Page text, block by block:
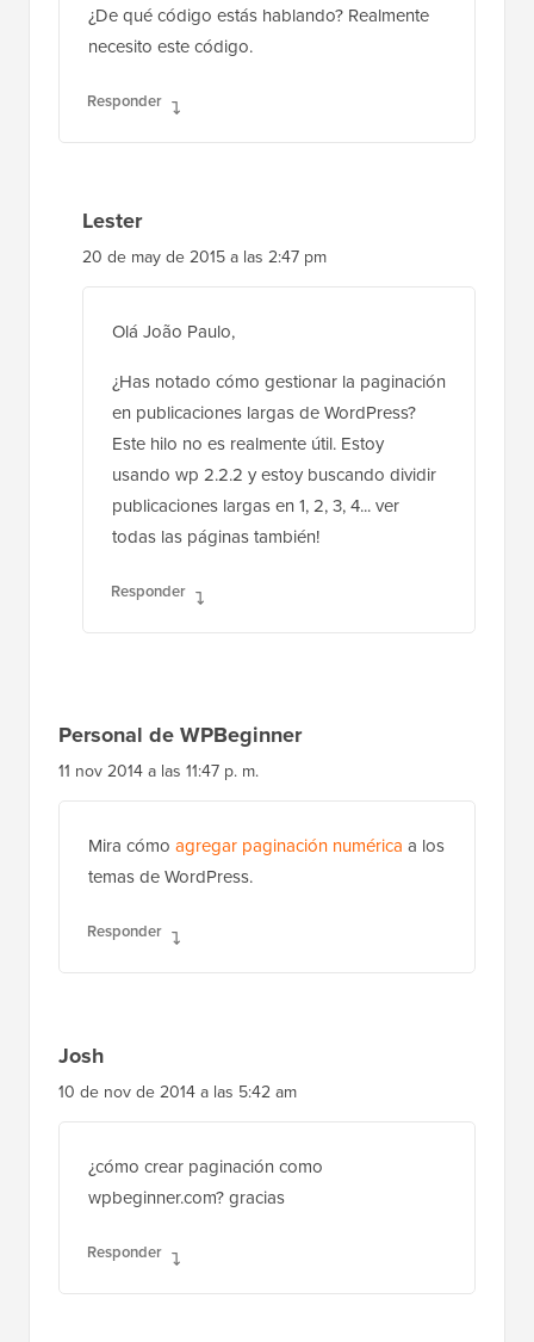
¿De qué código estás hablando? Realmente
necesito este código.
Responder
Lester
20 de may de 2015 a las 2:47 pm
Olá João Paulo,
¿Has notado cómo gestionar la paginación
en publicaciones largas de WordPress?
Este hilo no es realmente útil. Estoy
usando wp 2.2.2 y estoy buscando dividir
publicaciones largas en 1, 2, 3, 4... ver
todas las páginas también!
Responder
Personal de WPBeginner
11 nov 2014 a las 11:47 p. m.
Mira cómo agregar paginación numérica a los
temas de WordPress.
Responder
Josh
10 de nov de 2014 a las 5:42 am
¿cómo crear paginación como
wpbeginner.com? gracias
Responder